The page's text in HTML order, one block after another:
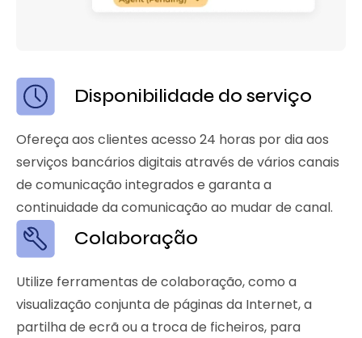
Disponibilidade do serviço
Ofereça aos clientes acesso 24 horas por dia aos
serviços bancários digitais através de vários canais
de comunicação integrados e garanta a
continuidade da comunicação ao mudar de canal.
Colaboração
Utilize ferramentas de colaboração, como a
visualização conjunta de páginas da Internet, a
partilha de ecrã ou a troca de ficheiros, para